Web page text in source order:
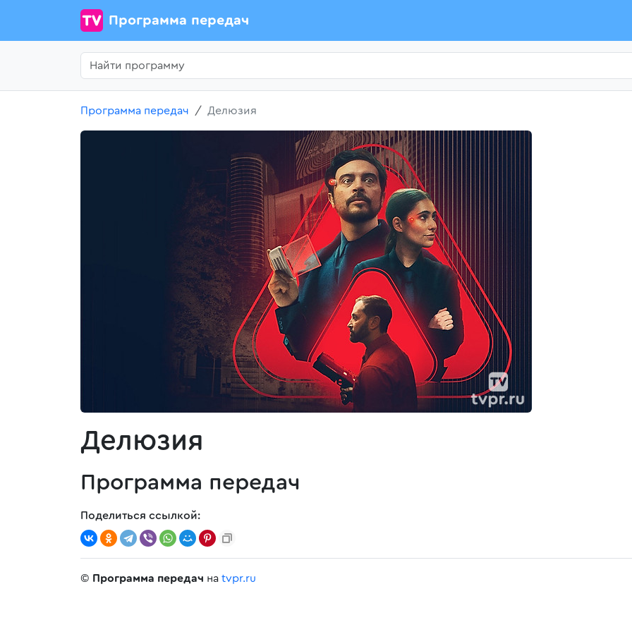
Программа передач
Программа передач Делюзия
Делюзия
Программа передач
Поделиться ссылкой:
© Программа передач на tvpr.ru